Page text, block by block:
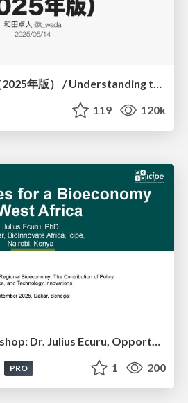
技術選定の審美眼（2025年版） / Understanding the Spiral of Technologies 2025 edition
119 120k
Bioeconomy Workshop: Dr. Julius Ecuru, Opportunities for a Bioeconomy in West Africa
PRO 1 200